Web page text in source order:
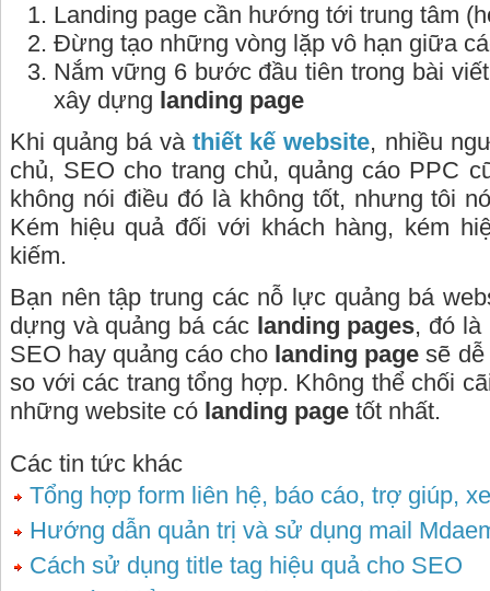
Landing page cần hướng tới trung tâm
Đừng tạo những vòng lặp vô hạn giữa
Nắm vững 6 bước đầu tiên trong bài
xây dựng landing page
Khi quảng bá vàthiết kế website, nhiều
chủ, SEO cho trang chủ, quảng cáo PPC
không nói điều đó là không tốt, nhưng tôi
Kém hiệu quả đối với khách hàng, kém
kiếm.
Bạn nên tập trung các nỗ lực quảng bá
dựng và quảng bá các landing pages, đó là
SEO hay quảng cáo cho landing page sẽ dễ
so với các trang tổng hợp. Không thể chối
những website có landing page tốt nhất.
Các tin tức khác
Tổng hợp form liên hệ, báo cáo, trợ giúp,
Hướng dẫn quản trị và sử dụng mail
Cách sử dụng title tag hiệu quả cho SEO